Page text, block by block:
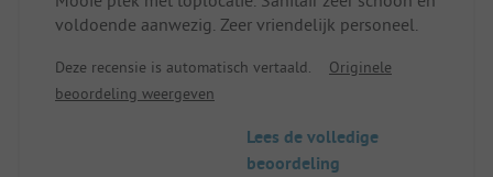
voldoende aanwezig. Zeer vriendelijk personeel.
Deze recensie is automatisch vertaald.
Originele
beoordeling weergeven
Lees de volledige
beoordeling